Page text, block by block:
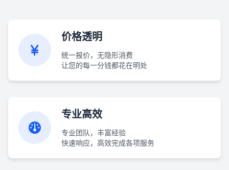
价格透明
统一报价，无隐形消费
让您的每一分钱都花在明处
专业高效
专业团队，丰富经验
快速响应，高效完成各项服务